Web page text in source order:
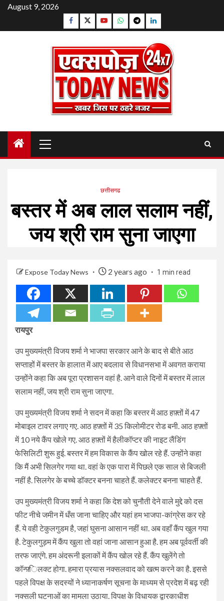
Skip
content
August 9, 2026
Facebook
TwitterYouTubeWhatsapp
TelegramLinkedin
Menu
छत्तीसगढ
बस्तर में अब लाल सलाम नहीं,
जय श्री राम सुना जाएगा
Expose Today News 2 years ago 1 min read
रायपुर
उप मुख्यमंत्री विजय शर्मा ने भाजपा सरकार आने के बाद से बीते आठ
सप्ताहों में बस्तर के हालात में आए बदलाव से विधानसभा में अवगत कराया
उन्होंने कहा कि अब पूरा प्रशासन वहां है. आने वाले दिनों में बस्तर में लाल
सलाम नहीं, जय श्री राम सुना जाएगा.
उप मुख्यमंत्री विजय शर्मा ने सदन में कहा कि बस्तर में आठ हफ़्तों में 47
मोबाइल टावर लगाए गए. आठ हफ़्तों में 35 किलोमीटर रोड बनी. आठ हफ़्तों
में 10 नये कैंप खोले गए. आठ हफ़्तों में हैलीकॉप्टर की नाइट लैंडिंग
फेसिलिटी शुरू हुई. बस्तर में हम विकास के कैंप खोल रहे हैं. उन्होंने कहा
कि मैं अभी सिलगेर गया था. वहां के एक पारा में पिछले एक साल से बिजली
नहीं है. सिलगेर के बच्चे डॉक्टर बनना चाहते हैं. कलेक्टर बनना चाहते हैं.
उप मुख्यमंत्री विजय शर्मा ने कहा कि देश को चुनौती देने वाले मुद्दे को दस
फीट नीचे जमीन में धँस जाना चाहिए और यहां हम भाजपा-कांग्रेस कर रहे
हैं. ये वही टेकुलगुडम है, जहां घुसना आसान नहीं था. अब वहाँ कैंप खुल गया
है. टेकुलगुड़म में कैंप खुला तो वहां जाना आसान हुआ है. हम अब पूर्ववर्ती की
तरफ जाएंगे. हम अंदरूनी इलाकों में कैंप खोल रहे हैं. कैंप खुलेंगे तो
कॉन्फ़्िलक्ट होगा. हमारा प्रयास नक्सलवाद को खत्म करने का है. इससे
पहले विपक्ष के सदस्यों ने ध्यानाकर्षण सूचना के माध्यम से प्रदेश में बढ़ रही
नक्सली घटनाओं का मामला उठाया. विपक्ष के विधायक द्वारकाधीश